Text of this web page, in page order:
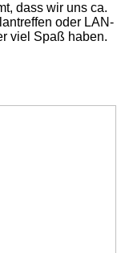
dass wir uns ca.
oder LAN-
viel Spaß haben.